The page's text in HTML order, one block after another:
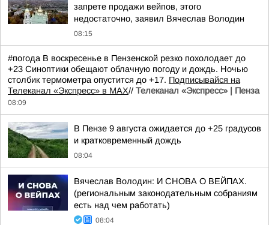
запрете продажи вейпов, этого
недостаточно, заявил Вячеслав Володин
08:15
#погода В воскресенье в Пензенской резко похолодает до
+23 Синоптики обещают облачную погоду и дождь. Ночью
столбик термометра опустится до +17. Подписывайся на
Телеканал «Экспресс» в MAX// Телеканал «Экспресс» | Пенза
08:09
В Пензе 9 августа ожидается до +25 градусов
и кратковременный дождь
08:04
Вячеслав Володин: И СНОВА О ВЕЙПАХ.
(региональным законодательным собраниям
есть над чем работать)
08:04